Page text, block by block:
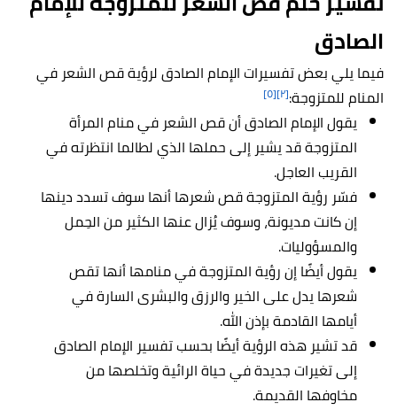
الصادق
فيما يلي بعض تفسيرات الإمام الصادق لرؤية قص الشعر في
المنام للمتزوجة:[٢] [٥]
يقول الإمام الصادق أن قص الشعر في منام المرأة
المتزوجة قد يشير إلى حملها الذي لطالما انتظرته في
القريب العاجل.
فسّر رؤية المتزوجة قص شعرها أنها سوف تسدد دينها
إن كانت مديونة، وسوف يُزال عنها الكثير من الحِمل
والمسؤوليات.
يقول أيضًا إن رؤية المتزوجة في منامها أنها تقص
شعرها يدل على الخير والرزق والبشرى السارة في
أيامها القادمة بإذن الله.
قد تشير هذه الرؤية أيضًا بحسب تفسير الإمام الصادق
إلى تغيرات جديدة في حياة الرائية وتخلصها من
مخاوفها القديمة.